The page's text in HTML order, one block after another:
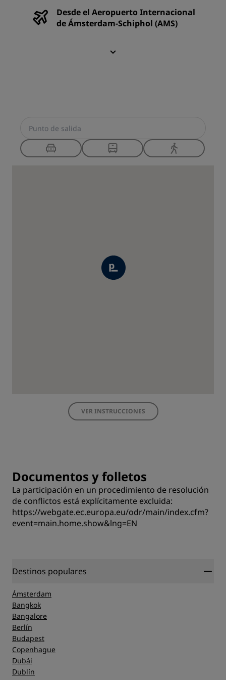
Desde el Aeropuerto Internacional
de Ámsterdam-Schiphol (AMS)
VER INSTRUCCIONES
Documentos y folletos
La participación en un procedimiento de resolución
de conflictos está explícitamente excluida:
https://webgate.ec.europa.eu/odr/main/index.cfm?
event=main.home.show&lng=EN
Destinos populares
Ámsterdam
Bangkok
Bangalore
Berlín
Budapest
Copenhague
Dubái
Dublín